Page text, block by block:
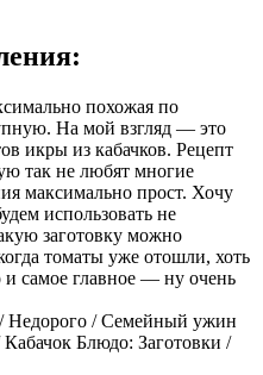
похожая по
На мой взгляд — это
икры из кабачков. Рецепт
так не любят многие
максимально прост. Хочу
использовать не
заготовку можно
томаты уже отошли, хоть
самое главное — ну очень
Недорого / Семейный ужин
Блюдо: Заготовки /